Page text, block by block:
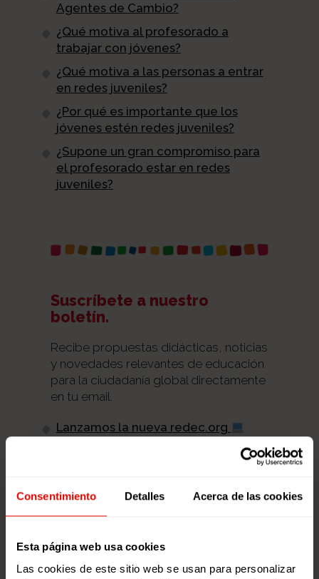
Consentimiento Detalles Acerca de las cookies
Esta página web usa cookies
Las cookies de este sitio web se usan para personalizar
Agentes de Cambio?
¿Qué motiva al profesorado a
trabajar con jóvenes?
¿Qué motiva a las personas a entrar
en redes juveniles?
¿Por qué es importante que los
jóvenes estén redes juveniles?
¿Supone un gran compromiso para
el profesorado estar en redes
juveniles?
Suscríbete a nuestro
boletín.
Recibe propuestas didácticas, noticias
y novedades relevantes de educación
para la ciudadanía global directamente
en tu email.
Lanzamos la nueva redec.org
La importancia de la cultura de Paz
La juventud retoma la Ciudadanía
Materiales educativos para el curso
22/23